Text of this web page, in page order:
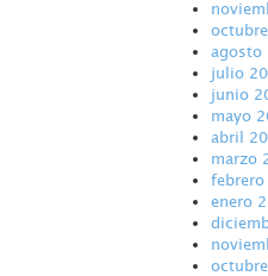
agosto
julio
junio
mayo
abril
marzo
enero